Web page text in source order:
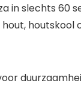
in slechts 60
houtskool